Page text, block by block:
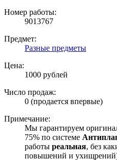
Номер работы:
9013767
Предмет:
Разные предметы
Цена:
1000 рублей
Число продаж:
0 (продается впервые)
Примечание:
Мы гарантируем
75% по системе
работы реальная, без
повышений и